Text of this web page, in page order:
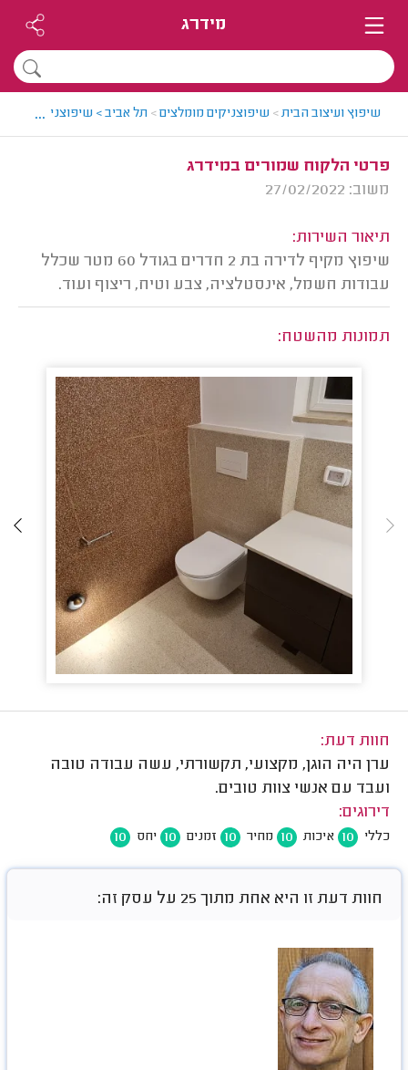
מידרג
שיפוץ ועיצוב הבית> שיפוצניקים מומלצים> תל אביב > שיפוצניק מומלץ
...
פרטי הלקוח שמורים במידרג
משוב: 27/02/2022
תיאור השירות:
שיפוץ מקיף לדירה בת 2 חדרים בגודל 60 מטר שכלל
עבודות חשמל, אינסטלציה, צבע וטיח, ריצוף ועוד.
תמונות מהשטח:
חוות דעת:
ערן היה הוגן, מקצועי, תקשורתי, עשה עבודה טובה
ועבד עם אנשי צוות טובים.
דירוגים:
כללי 10 איכות 10 מחיר 10 זמנים 10 יחס 10
חוות דעת זו היא אחת מתוך 25 על עסק זה: